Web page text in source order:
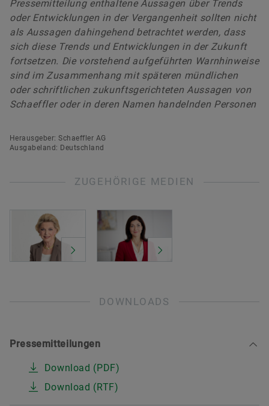
Pressemitteilung enthaltene Aussagen über Trends
oder Entwicklungen in der Vergangenheit sollten nicht
als Aussagen dahingehend betrachtet werden, dass
sich diese Trends und Entwicklungen in der Zukunft
fortsetzen. Die vorstehend aufgeführten Warnhinweise
sind im Zusammenhang mit späteren mündlichen
oder schriftlichen zukunftsgerichteten Aussagen von
Schaeffler oder in deren Namen handelnden Personen
Herausgeber: Schaeffler AG
Ausgabeland: Deutschland
ZUGEHÖRIGE MEDIEN
DOWNLOADS
Pressemitteilungen
Download (PDF)
Download (RTF)